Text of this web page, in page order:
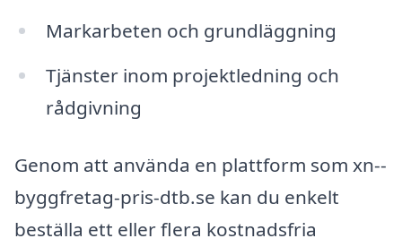
Markarbeten och grundläggning
Tjänster inom projektledning och
rådgivning
Genom att använda en plattform som xn--
byggfretag-pris-dtb.se kan du enkelt
beställa ett eller flera kostnadsfria